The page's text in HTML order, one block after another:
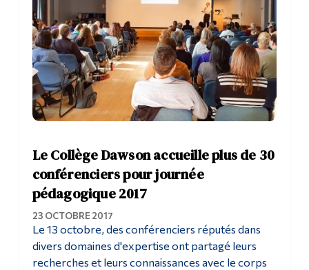
Le Collège Dawson accueille plus de 30
conférenciers pour journée
pédagogique 2017
23 OCTOBRE 2017
Le 13 octobre, des conférenciers réputés dans
divers domaines d'expertise ont partagé leurs
recherches et leurs connaissances avec le corps
Menu principal
Programmes
Formation continue
Admissions
La vie à Dawson
Futurs étudiants
Étudiants actuels
personnel administratif
Diplômé·es et visiteur·euses